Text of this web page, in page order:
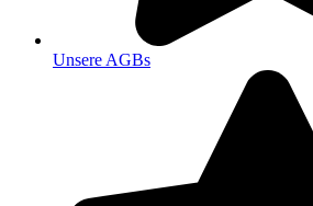
Unsere AGBs